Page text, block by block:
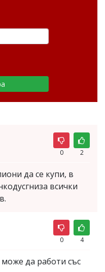
0 2
да се купи, в
всички
0 4
да работи със